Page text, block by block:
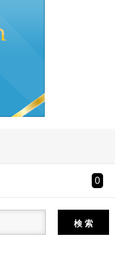
0
検 索